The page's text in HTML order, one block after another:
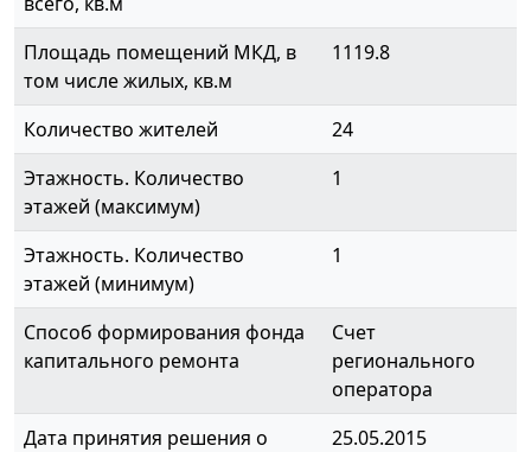
Площадь помещений МКД, в
том числе жилых, кв.м
1119.8
Количество жителей
24
Этажность. Количество
этажей (максимум)
1
Этажность. Количество
этажей (минимум)
1
Способ формирования фонда
капитального ремонта
Счет
регионального
оператора
Дата принятия решения о
25.05.2015